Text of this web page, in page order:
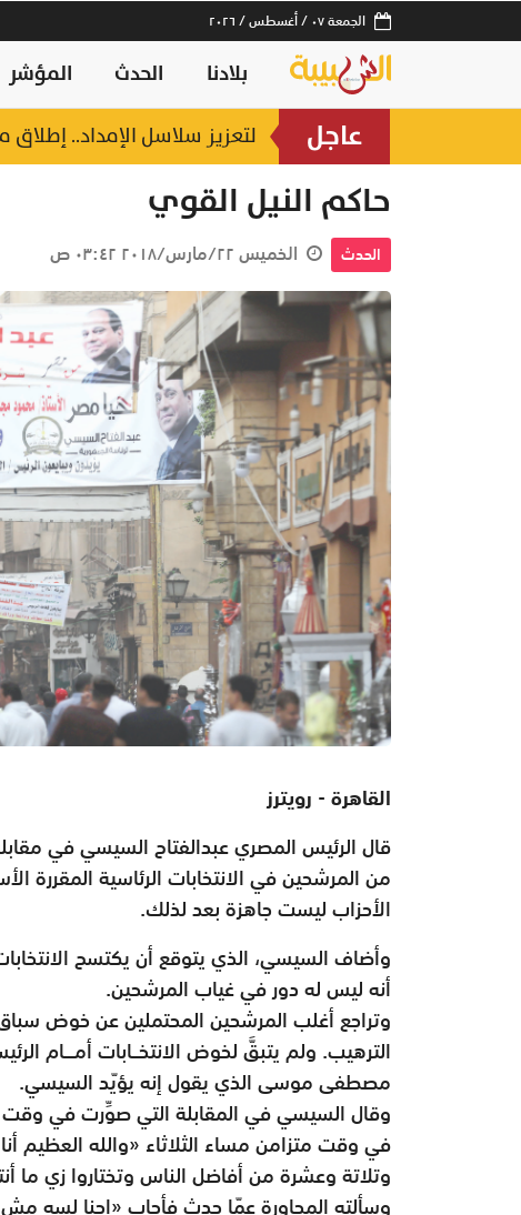
الجمعة ٠٧ / أغسطس / ٢٠٢٦
بلادنا الحدث المؤشر
عاجل لتعزيز سلاسل الإمداد..
حاكم النيل القوي
الحدث الخميس ٢٢/مارس/٢٠١٨ ٠٣:٤٢ ص
القاهرة - رويترز
قال الرئيس المصري عبدالفتاح السيسي في
من المرشحين في الانتخابات الرئاسية المقررة
الأحزاب ليست جاهزة بعد لذلك.
أنه ليس له دور في غياب المرشحين.
وتراجع أغلب المرشحين المحتملين عن خوض
الترهيب. ولم يتبقَّ لخوض الانتخــابات أمـــام
مصطفى موسى الذي يقول إنه يؤيّد السيسي.
وقال السيسي في المقابلة التي صوِّرت في وقت
في وقت متزامن مساء الثلاثاء «والله العظيم
وتلاتة وعشرة من أفاضل الناس وتختاروا زي ما